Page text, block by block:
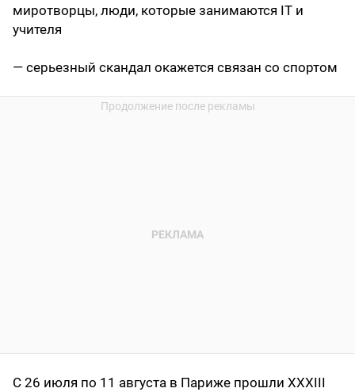
миротворцы, люди, которые занимаются IT и
учителя
— серьезный скандал окажется связан со спортом
С 26 июля по 11 августа в Париже прошли XXXIII